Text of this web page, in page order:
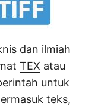
dan ilmiah
TEX atau
untuk
teks,